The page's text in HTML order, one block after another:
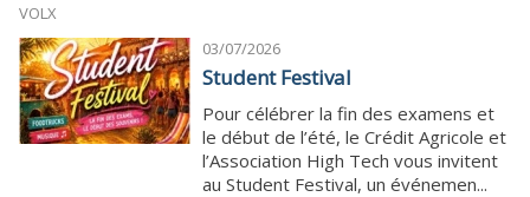
VOLX
03/07/2026
Student Festival
Pour célébrer la fin des examens et
le début de l’été, le Crédit Agricole et
l’Association High Tech vous invitent
au Student Festival, un événemen...